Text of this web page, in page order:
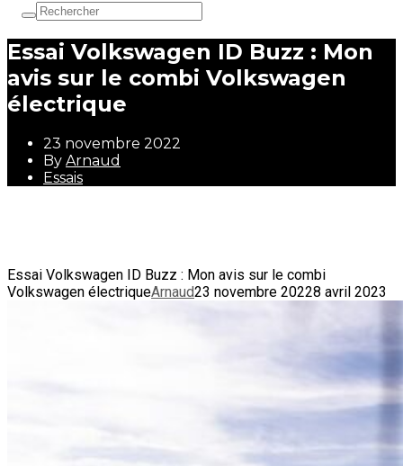
Essai Volkswagen ID Buzz : Mon
avis sur le combi Volkswagen
électrique
23 novembre 2022
By Arnaud
Essais
Essai Volkswagen ID Buzz : Mon avis sur le combi
Volkswagen électriqueArnaud23 novembre 20228 avril 2023